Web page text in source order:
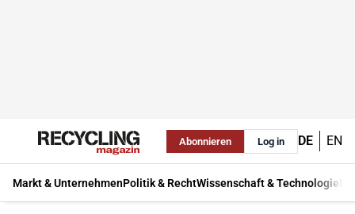
Abonnieren Log in DE EN
Markt & UnternehmenPolitik & RechtWissenschaft & Technologie